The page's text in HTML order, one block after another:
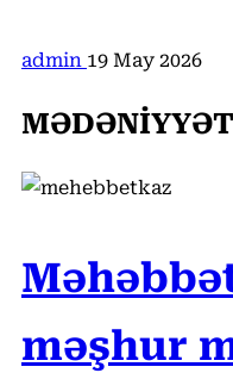
admin 19 May 2026
MƏDƏNİYYƏT
məşhur